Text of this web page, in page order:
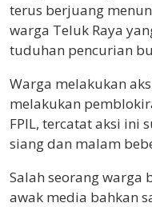
terus berjuang
warga Teluk Raya
tuduhan pencurian
Warga melakukan
melakukan
FPIL, tercatat aksi ini
siang dan malam
Salah seorang warga
awak media bahkan